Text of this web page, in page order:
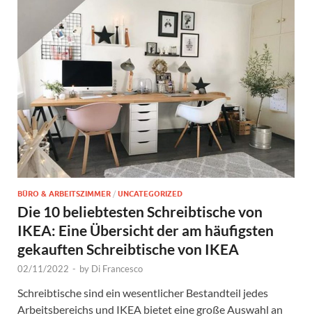
BÜRO & ARBEITSZIMMER / UNCATEGORIZED
Die 10 beliebtesten Schreibtische von
IKEA: Eine Übersicht der am häufigsten
gekauften Schreibtische von IKEA
02/11/2022 - by Di Francesco
Schreibtische sind ein wesentlicher Bestandteil jedes
Arbeitsbereichs und IKEA bietet eine große Auswahl an